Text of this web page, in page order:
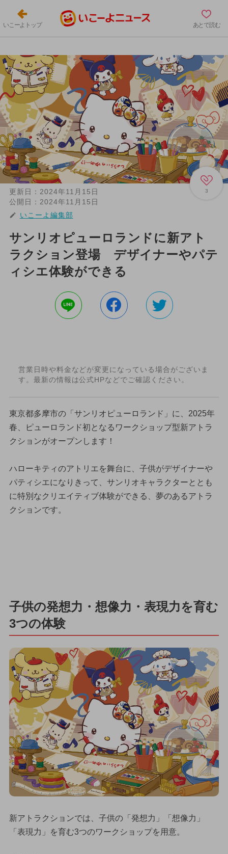
いこーよトップ あとで読む
3
更新日： 2024年11月15日
公開日： 2024年11月15日
いこーよ編集部
サンリオピューロランドに新アト
ラクション登場 デザイナーやパテ
ィシエ体験ができる
営業日時や料金などが変更になっている場合がございま
す。最新の情報は公式HPなどでご確認ください。
東京都多摩市の「サンリオピューロランド」に、2025年
春、ピューロランド初となるワークショップ型新アトラ
クションがオープンします！
ハローキティのアトリエを舞台に、子供がデザイナーや
パティシエになりきって、サンリオキャラクターととも
に特別なクリエイティブ体験ができる、夢のあるアトラ
クションです。
子供の発想力・想像力・表現力を育む
3つの体験
新アトラクションでは、子供の「発想力」「想像力」
「表現力」を育む3つのワークショップを用意。